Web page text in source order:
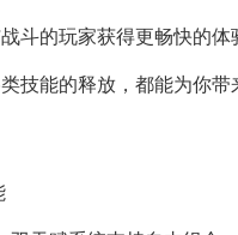
斗的玩家获得更畅快的体
技能的释放，都能为你带